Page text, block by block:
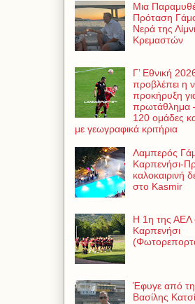
Μια
Πρόταση
Νερά της
Κρεμαστών
Γ’ Εθνική
προβλέπει η
προκήρυξη
πρωτάθλημα
120 ομάδες
με γεωγραφικά κριτήρια
Λαμπερός
Καρπενήσι-
καλοκαιρινή
στο Kasmir
Η 1η της ΑΕΛ
Καρπενήσι
Έφυγε από
Βασίλης